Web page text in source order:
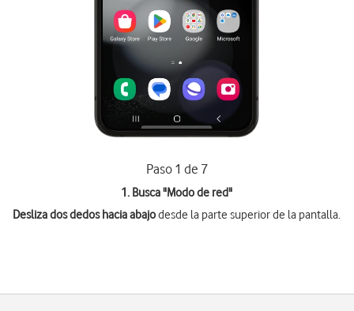
Paso 1 de 7
1. Busca "Modo de red"
Desliza dos dedos hacia abajodesde la parte superior de la pantalla.